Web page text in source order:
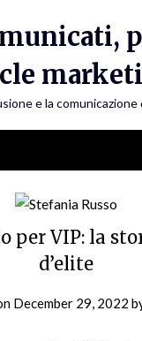
e la
per VIP: la
d’elite
December 29, 2022